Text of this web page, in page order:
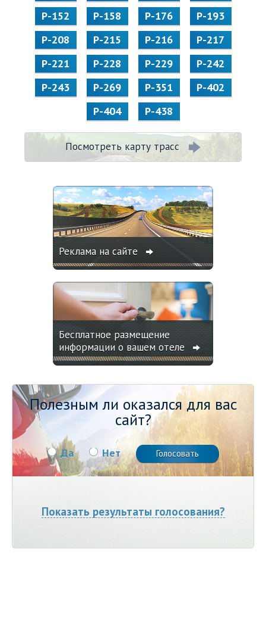
Р-152
Р-158 Р-176
Р-193
Р-208
Р-215 Р-216
Р-217
Р-221
Р-228 Р-229
Р-242
Р-243
Р-269 Р-351
Р-402
Р-404
Р-438
Посмотреть карту трасс
Реклама на сайте
Бесплатное размещение
информации о вашем отеле
Полезным ли оказался для вас
сайт?
Да Нет
Показать результаты голосования?